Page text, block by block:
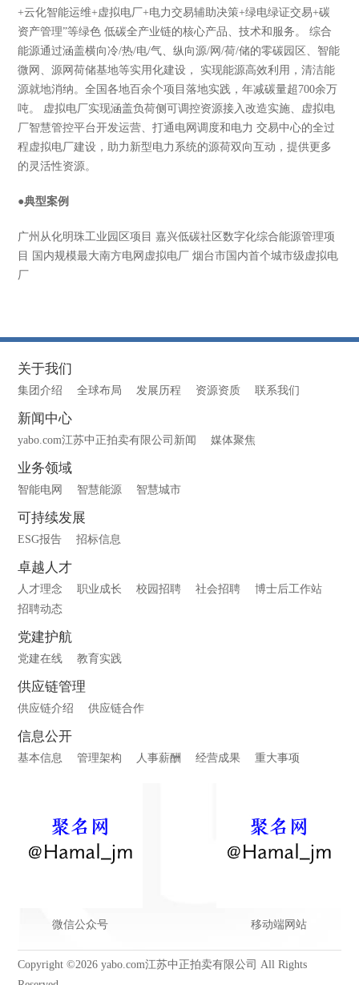
+云化智能运维+虚拟电厂+电力交易辅助决策+绿电绿证交易+碳
资产管理”等绿色 低碳全产业链的核心产品、技术和服务。 综合
能源通过涵盖横向冷/热/电/气、纵向源/网/荷/储的零碳园区、智能
微网、源网荷储基地等实用化建设， 实现能源高效利用，清洁能
源就地消纳。全国各地百余个项目落地实践，年减碳量超700余万
吨。 虚拟电厂实现涵盖负荷侧可调控资源接入改造实施、虚拟电
厂智慧管控平台开发运营、打通电网调度和电力 交易中心的全过
程虚拟电厂建设，助力新型电力系统的源荷双向互动，提供更多
的灵活性资源。
●典型案例
广州从化明珠工业园区项目 嘉兴低碳社区数字化综合能源管理项
目 国内规模最大南方电网虚拟电厂 烟台市国内首个城市级虚拟电
厂
关于我们
集团介绍 全球布局 发展历程 资源资质 联系我们
新闻中心
yabo.com江苏中正拍卖有限公司新闻 媒体聚焦
业务领域
智能电网 智慧能源 智慧城市
可持续发展
ESG报告 招标信息
卓越人才
人才理念 职业成长 校园招聘 社会招聘
博士后工作站
招聘动态
党建护航
党建在线 教育实践
供应链管理
供应链介绍 供应链合作
信息公开
基本信息 管理架构 人事薪酬 经营成果 重大事项
微信公众号 移动端网站
Copyright ©2026 yabo.com江苏中正拍卖有限公司 All Rights